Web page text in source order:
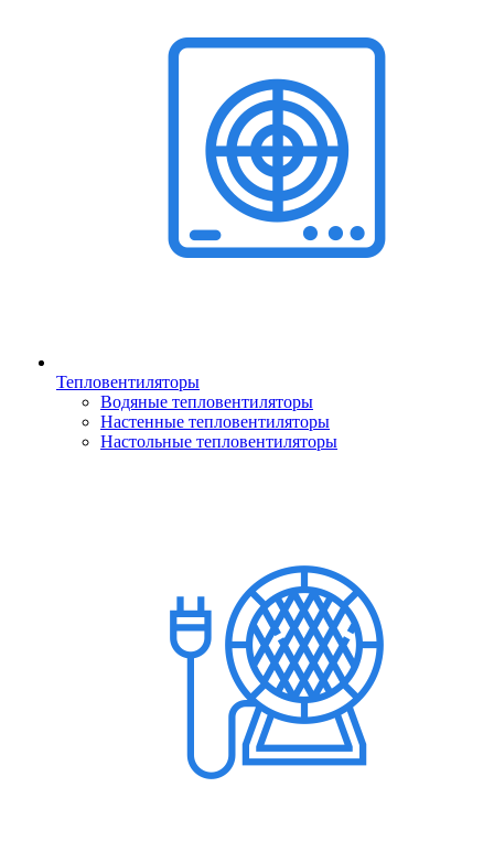
Тепловентиляторы
Водяные тепловентиляторы
Настенные тепловентиляторы
Настольные тепловентиляторы